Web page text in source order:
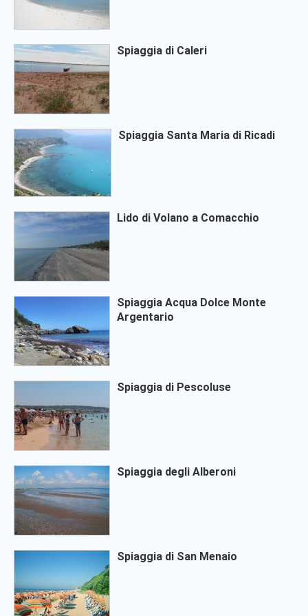
Spiaggia di Caleri
Spiaggia Santa Maria di Ricadi
Lido di Volano a Comacchio
Spiaggia Acqua Dolce Monte
Argentario
Spiaggia di Pescoluse
Spiaggia degli Alberoni
Spiaggia di San Menaio